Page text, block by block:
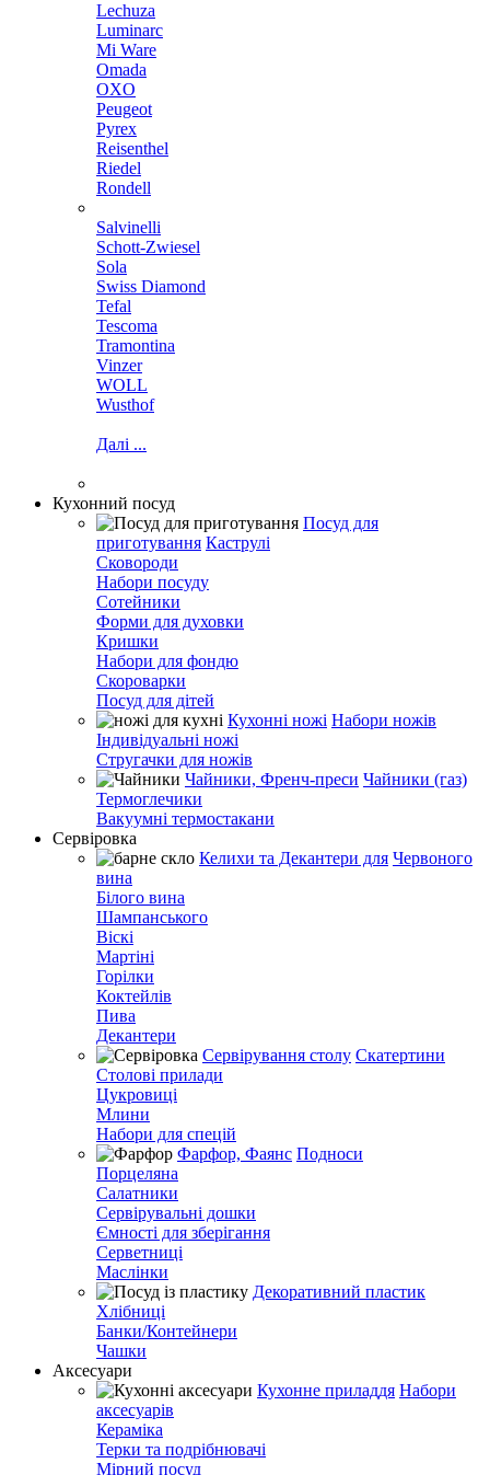
Lechuza
Luminarc
Mi Ware
Omada
OXO
Peugeot
Pyrex
Reisenthel
Riedel
Rondell
Salvinelli
Schott-Zwiesel
Sola
Swiss Diamond
Tefal
Tescoma
Tramontina
Vinzer
WOLL
Wusthof
Далі ...
Кухонний посуд
Посуд для
приготування Каструлі
Сковороди
Набори посуду
Сотейники
Форми для духовки
Кришки
Набори для фондю
Скороварки
Посуд для дітей
Кухонні ножі Набори ножів
Індивідуальні ножі
Стругачки для ножів
Чайники, Френч-преси Чайники (газ)
Термоглечики
Вакуумні термостакани
Сервіровка
Келихи та Декантери для Червоного
вина
Білого вина
Шампанського
Віскі
Мартіні
Горілки
Коктейлів
Пива
Декантери
Сервірування столу Скатертини
Столові прилади
Цукровиці
Млини
Набори для спецій
Фарфор, Фаянс Подноси
Порцеляна
Салатники
Сервірувальні дошки
Ємності для зберігання
Серветниці
Маслінки
Декоративний пластик
Хлібниці
Банки/Контейнери
Чашки
Аксесуари
Кухонне приладдя Набори
аксесуарів
Кераміка
Терки та подрібнювачі
Мірний посуд